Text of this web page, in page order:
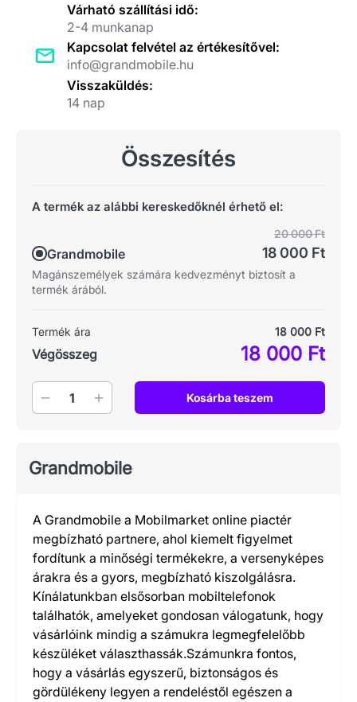
Várható szállítási idő:
2-4 munkanap
Kapcsolat felvétel az értékesítővel:
info@grandmobile.hu
Visszaküldés:
14 nap
Összesítés
A termék az alábbi kereskedőknél érhető el:
Grandmobile
20 000 Ft
18 000 Ft
Magánszemélyek számára kedvezményt biztosít a
termék árából.
Termék ára 18 000 Ft
Végösszeg 18 000 Ft
Mennyiség Kosárba teszem
Grandmobile
A Grandmobile a Mobilmarket online piactér
megbízható partnere, ahol kiemelt figyelmet
fordítunk a minőségi termékekre, a versenyképes
árakra és a gyors, megbízható kiszolgálásra.
Kínálatunkban elsősorban mobiltelefonok
találhatók, amelyeket gondosan válogatunk, hogy
vásárlóink mindig a számukra legmegfelelőbb
készüléket választhassák.Számunkra fontos,
hogy a vásárlás egyszerű, biztonságos és
gördülékeny legyen a rendeléstől egészen a